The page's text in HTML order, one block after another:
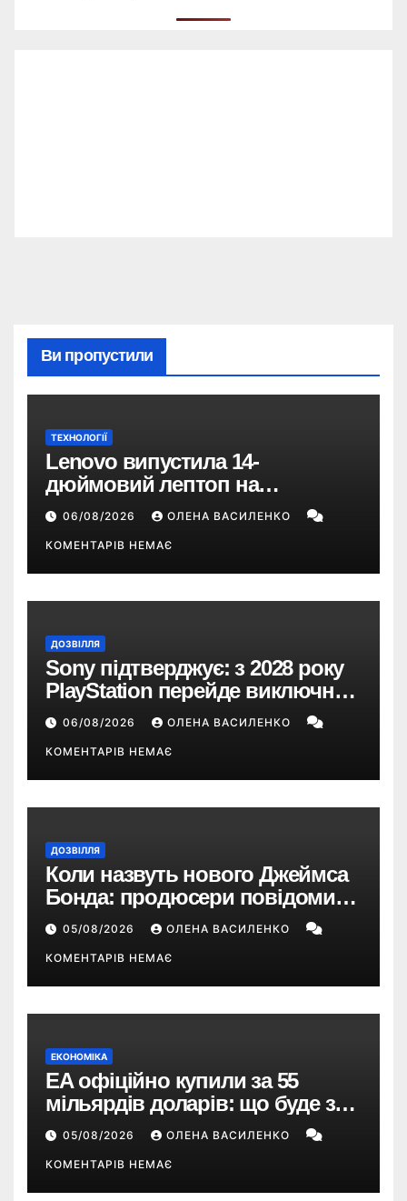
Ви пропустили
ТЕХНОЛОГІЇ
Lenovo випустила 14-
дюймовий лептоп на
Snapdragon X2 з автономністю
понад 33 години
06/08/2026 ОЛЕНА ВАСИЛЕНКО
КОМЕНТАРІВ НЕМАЄ
ДОЗВІЛЛЯ
Sony підтверджує: з 2028 року
PlayStation перейде виключно
на цифрові ігри
06/08/2026 ОЛЕНА ВАСИЛЕНКО
КОМЕНТАРІВ НЕМАЄ
ДОЗВІЛЛЯ
Коли назвуть нового Джеймса
Бонда: продюсери повідомили
про терміни кастингу
05/08/2026 ОЛЕНА ВАСИЛЕНКО
КОМЕНТАРІВ НЕМАЄ
ЕКОНОМІКА
EA офіційно купили за 55
мільярдів доларів: що буде з
EA Sports FC, Battlefield і The
Sims
05/08/2026 ОЛЕНА ВАСИЛЕНКО
КОМЕНТАРІВ НЕМАЄ